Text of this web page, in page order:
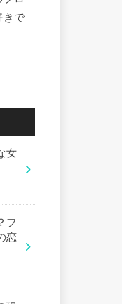
きで
女
フ
恋